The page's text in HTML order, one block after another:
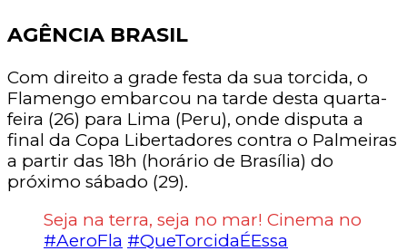
AGÊNCIA BRASIL
Com direito a grade festa da sua torcida, o
Flamengo embarcou na tarde desta quarta-
feira (26) para Lima (Peru), onde disputa a
final da Copa Libertadores contra o Palmeiras
a partir das 18h (horário de Brasília) do
próximo sábado (29).
Seja na terra, seja no mar! Cinema no
#AeroFla #QueTorcidaÉEssa